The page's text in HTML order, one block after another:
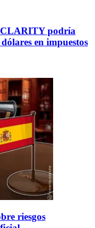
CLARITY podría
en impuestos
riesgos